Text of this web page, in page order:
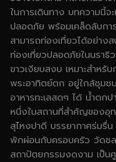
ในการเดินทาง บทความนี้จ
ปลอดภัย พร้อมเคล็ดลับกา
สามารถท่องเที่ยวได้อย่าง
ท่องเที่ยวปลอดภัยในนราธิ
ขาวเงียบสงบ เหมาะสำหรั
พระอาทิตย์ตก อยู่ใกล้ชุมช
อาหารทะเลสดๆ ได้ น้ำตก
หนึ่งในสถานที่สำคัญของอุ
สุไหงปาดี บรรยากาศร่มรื่น
พักผ่อนกับครอบครัว วัดชล
สถาปัตยกรรมงดงาม เป็น